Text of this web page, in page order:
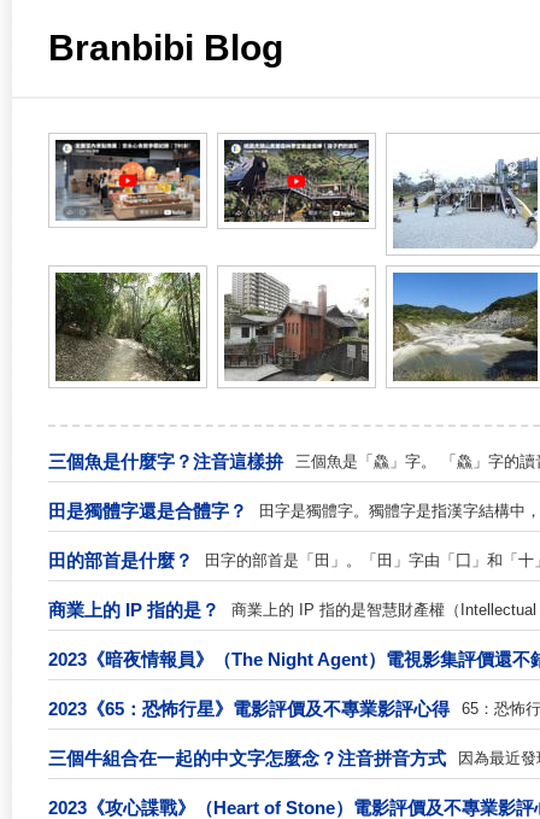
Branbibi Blog
三個魚是什麼字？注音這樣拚 三個魚是「鱻」字。 「鱻」字的
田是獨體字還是合體字？ 田字是獨體字。獨體字是指漢字結構中
田的部首是什麼？ 田字的部首是「田」。「田」字由「囗」和「
商業上的 IP 指的是？ 商業上的 IP 指的是智慧財產權（
2023《暗夜情報員》（The Night Agent）電視影集評價還不
2023《65：恐怖行星》電影評價及不專業影評心得 65：恐怖
三個牛組合在一起的中文字怎麼念？注音拼音方式 因為最近
2023《攻心諜戰》（Heart of Stone）電影評價及不專業影評